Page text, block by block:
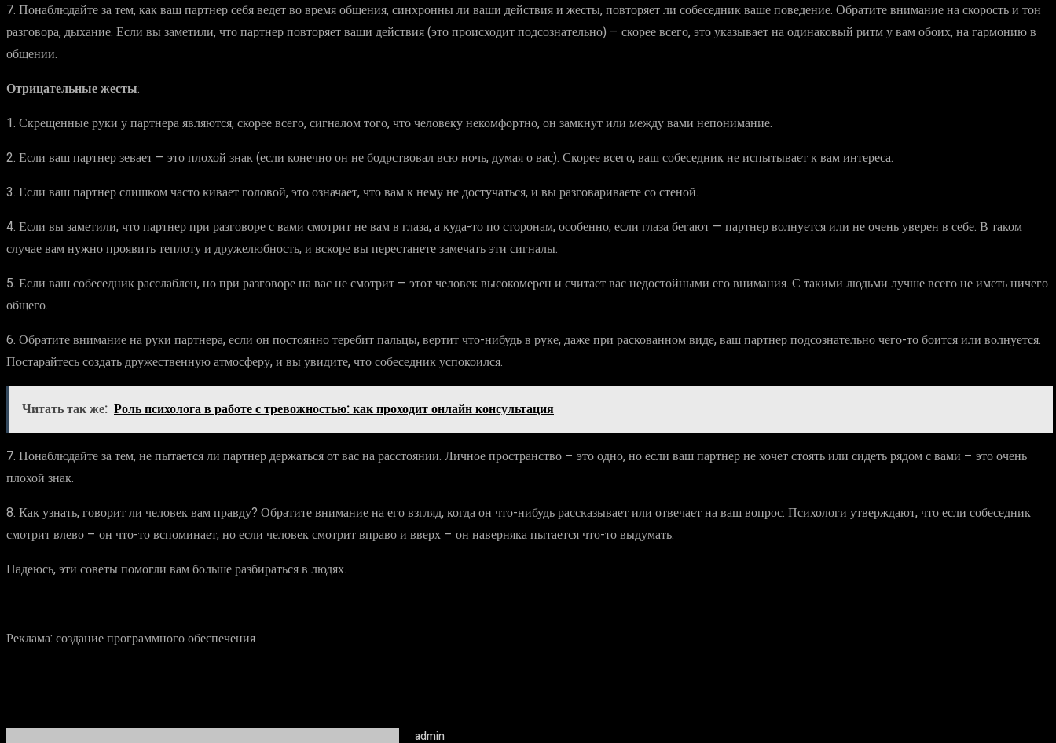
7. Понаблюдайте за тем, как ваш партнер себя ведет во время общения, синхронны ли ваши действия и жесты, повторяет ли собеседник ваше поведение. Обратите внимание на скорость и тон
разговора, дыхание. Если вы заметили, что партнер повторяет ваши действия (это происходит подсознательно) – скорее всего, это указывает на одинаковый ритм у вам обоих, на гармонию в
общении.
Отрицательные жесты:
1. Скрещенные руки у партнера являются, скорее всего, сигналом того, что человеку некомфортно, он замкнут или между вами непонимание.
2. Если ваш партнер зевает – это плохой знак (если конечно он не бодрствовал всю ночь, думая о вас). Скорее всего, ваш собеседник не испытывает к вам интереса.
3. Если ваш партнер слишком часто кивает головой, это означает, что вам к нему не достучаться, и вы разговариваете со стеной.
4. Если вы заметили, что партнер при разговоре с вами смотрит не вам в глаза, а куда-то по сторонам, особенно, если глаза бегают — партнер волнуется или не очень уверен в себе. В таком
случае вам нужно проявить теплоту и дружелюбность, и вскоре вы перестанете замечать эти сигналы.
5. Если ваш собеседник расслаблен, но при разговоре на вас не смотрит – этот человек высокомерен и считает вас недостойными его внимания. С такими людьми лучше всего не иметь ничего
общего.
6. Обратите внимание на руки партнера, если он постоянно теребит пальцы, вертит что-нибудь в руке, даже при раскованном виде, ваш партнер подсознательно чего-то боится или волнуется.
Постарайтесь создать дружественную атмосферу, и вы увидите, что собеседник успокоился.
Читать так же: Роль психолога в работе с тревожностью: как проходит онлайн консультация
7. Понаблюдайте за тем, не пытается ли партнер держаться от вас на расстоянии. Личное пространство – это одно, но если ваш партнер не хочет стоять или сидеть рядом с вами – это очень
плохой знак.
8. Как узнать, говорит ли человек вам правду? Обратите внимание на его взгляд, когда он что-нибудь рассказывает или отвечает на ваш вопрос. Психологи утверждают, что если собеседник
смотрит влево – он что-то вспоминает, но если человек смотрит вправо и вверх – он наверняка пытается что-то выдумать.
Надеюсь, эти советы помогли вам больше разбираться в людях.
Реклама: создание программного обеспечения
admin